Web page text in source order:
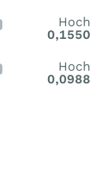
Hoch
0,1550
Hoch
0,0988